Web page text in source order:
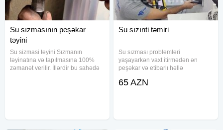
Su sızmasının peşəkar
təyini
Su sizmasi teyini Sızmanın
təyinatına və tapılmasına 100%
zəmanət verilir. İllərdir bu sahədə
Su sızınti təmiri
Su sızması problemleri
yaşayarkən vaxt itirmədən ən
peşəkar və etibarlı həllə
teyini təmir zəmanətli xidməti ilə
65 AZN